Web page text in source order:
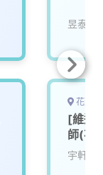
昱泰能
花蓮
[維運
師(花
宇軒綠